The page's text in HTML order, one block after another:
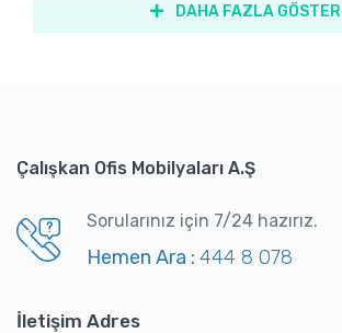
DAHA FAZLA GÖSTER
Çalışkan Ofis Mobilyaları A.Ş
Sorularınız için 7/24 hazırız.
Hemen Ara : 444 8 078
İletişim Adres